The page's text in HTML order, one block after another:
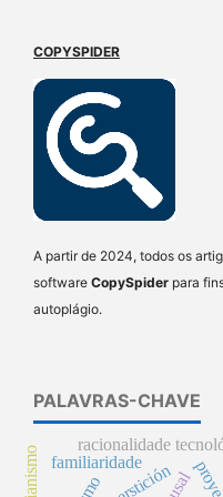
COPYSPIDER
A partir de 2024, todos os
software CopySpider para
autoplágio.
PALAVRAS-CHAVE
racionalidade
familiaridade